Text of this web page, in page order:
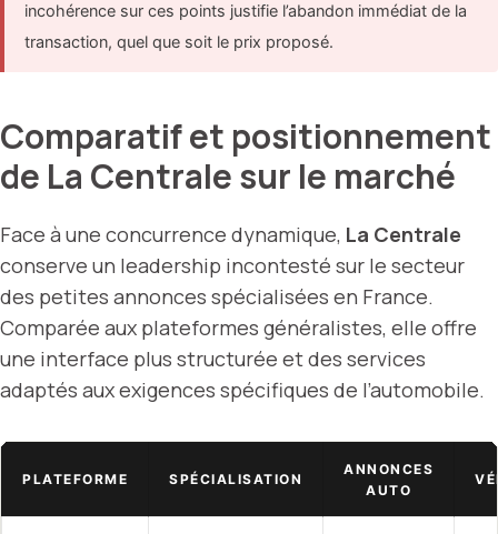
incohérence sur ces points justifie l’abandon immédiat de la
transaction, quel que soit le prix proposé.
Comparatif et positionnement
de La Centrale sur le marché
Face à une concurrence dynamique, La Centrale
conserve un leadership incontesté sur le secteur
des petites annonces spécialisées en France.
Comparée aux plateformes généralistes, elle offre
une interface plus structurée et des services
adaptés aux exigences spécifiques de l’automobile.
PLATEFORME SPÉCIALISATION
ANNONCES
AUTO